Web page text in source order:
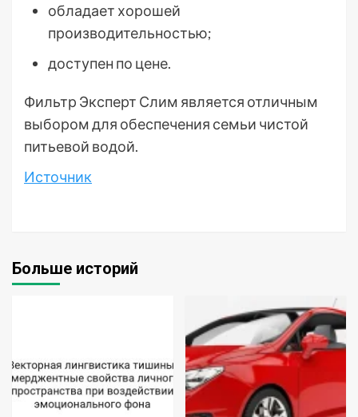
обладает хорошей
производительностью;
доступен по цене.
Фильтр Эксперт Слим является отличным
выбором для обеспечения семьи чистой
питьевой водой.
Источник
Больше историй